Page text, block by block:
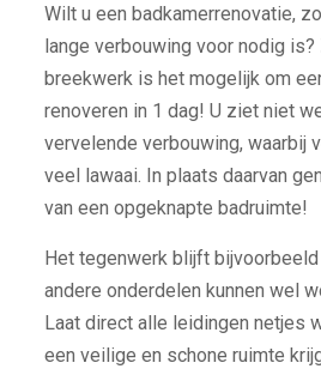
Wilt u een badkamerrenovatie,
lange verbouwing voor nodig is?
breekwerk is het mogelijk om
renoveren in 1 dag! U ziet niet
vervelende verbouwing, waarbij
veel lawaai. In plaats daarvan
van een opgeknapte badruimte!
Het tegenwerk blijft bijvoorbeeld
andere onderdelen kunnen wel
Laat direct alle leidingen netjes
een veilige en schone ruimte